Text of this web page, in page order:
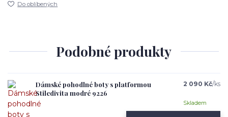
Do oblíbených
Podobné produkty
Dámské pohodlné boty s platformou
Stiledivita modré 9226
2 090 Kč/ks
Skladem